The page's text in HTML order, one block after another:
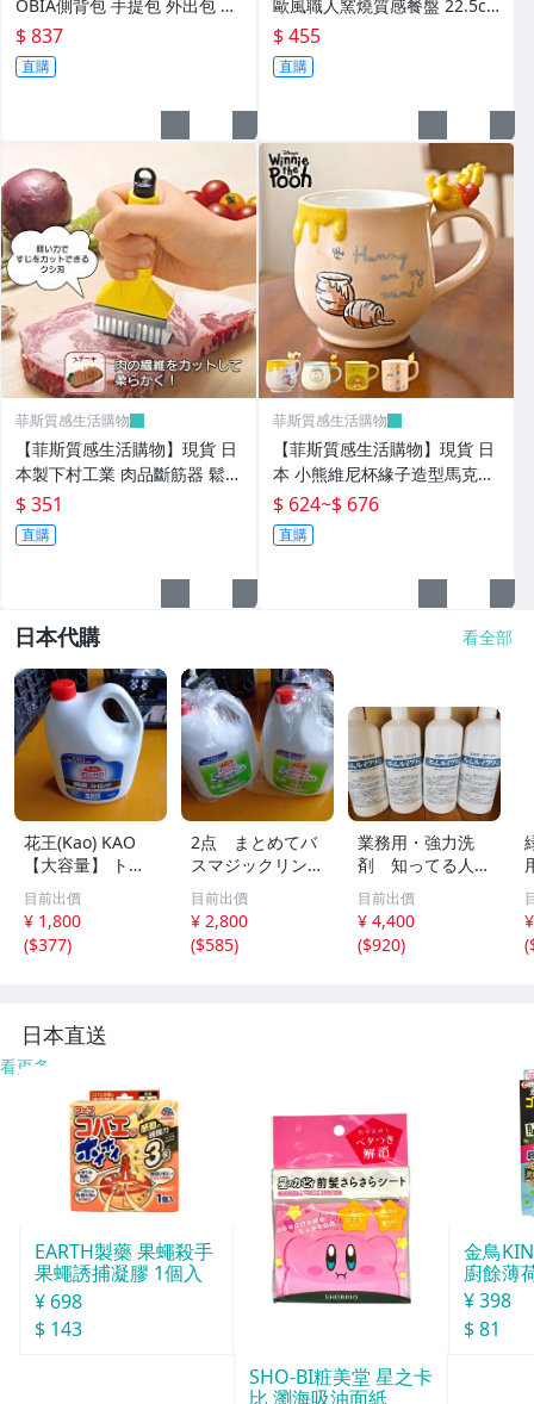
OBIA側背包 手提包 外出包 斜
背包 防水包 可分隔 尼龍側背
包手提包 外出包 斜背包
$ 837
直購
歐風職人窯燒質感餐盤 22.5c
m 早午餐盤｜義大利麵盤 單盤
料理 日系居家好物 日本進口
$ 455
直購
菲斯質感生活購物
【菲斯質感生活購物】現貨 日
本製下村工業 肉品斷筋器 鬆肉
神器 肉品斷筋｜鎚肉器 鬆肉
專業斷筋 牛排斷筋器 切斷肉筋
$ 351
直購
菲斯質感生活購物
【菲斯質感生活購物】現貨 日
本 小熊維尼杯緣子造型馬克杯
四款可選｜質感卡通陶瓷馬克
杯 咖啡杯 茶杯 水杯 陶瓷咖啡
杯
$ 624~$ 676
直購
日本代購 看全部
花王(Kao) KAO
【大容量】 トイ
レマジックリン
消臭・洗浄 消臭
ストロング 4.5L
業務用 トイレ用
目前出價
¥ 1,800
($377)
2点 まとめてバ
スマジックリン S
UPER泡洗浄 4.5L
業務用 浴室用 除
菌 中性 プロフェ
ッショナル 未使
目前出價
¥ 2,800
($585)
業務用・強力洗
剤 知ってる人は
使ってる！ ２本
セット ホームル
イクリーン タバ
コのヤニにも！
目前出價
¥ 4,400
($920)
(
日本直送
看更多
EARTH製藥 果蠅殺手
果蠅誘捕凝膠 1個入
¥ 698
$ 143
SHO-BI粧美堂 星之卡
比 瀏海吸油面紙
金鳥
廚餘薄
30天分
¥ 398
$ 81